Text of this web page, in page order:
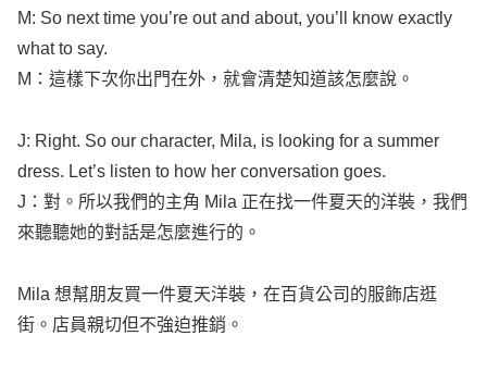
M: So next time you’re out and about, you’ll know exactly
whatto say.
M：這樣下次你出門在外，就會清楚知道該怎麼說。
J: Right. So our character, Mila, is looking for a summer
dress. Let’s listen to how her conversation goes.
J：對。所以我們的主角 Mila 正在找一件夏天的洋裝，我們
來聽聽她的對話是怎麼進行的。
Mila 想幫朋友買一件夏天洋裝，在百貨公司的服飾店逛
街。店員親切但不強迫推銷。